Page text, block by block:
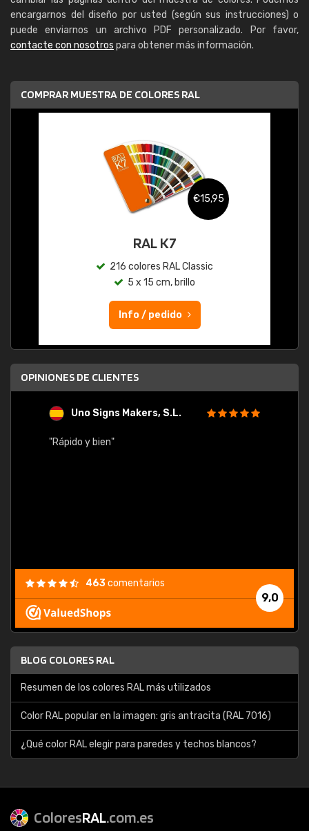
encargarnos del diseño por usted (según sus instrucciones) o
puede enviarnos un archivo PDF personalizado. Por favor,
contacte con nosotros para obtener más información.
COMPRAR MUESTRA DE COLORES RAL
€15,95
RAL K7
216 colores RAL Classic
5 x 15 cm, brillo
Info / pedido
OPINIONES DE CLIENTES
Uno Signs Makers, S.L.
"Rápido y bien"
9,0
463comentarios
BLOG COLORES RAL
Resumen de los colores RAL más utilizados
Color RAL popular en la imagen: gris antracita (RAL 7016)
¿Qué color RAL elegir para paredes y techos blancos?
ColoresRAL.com.es